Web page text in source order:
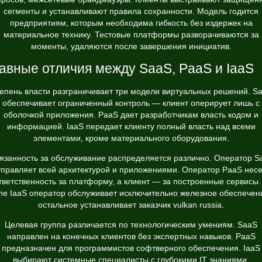
сегменты и устанавливают правила сохранности. Модель годится
предприятиям, которым необходима гибкость без издержек на
материальное технику. Тестовые платформы разворачиваются за
моменты, удаляются после завершения инициатив.
отличия между SaaS, PaaS и IaaS
власти разграничивает три модели виртуальных решений.
обеспечивает ограниченный контроль — клиент оперирует лишь с
оболочкой приложения. PaaS дает разработчикам власть кодом и
информацией. IaaS передает клиенту полный власть над всеми
элементами, кроме материального оборудования.
за обслуживание распределяется различно. Оператор
всей архитектурой и приложениями. Оператор PaaS
за платформу, а клиент — за построенные
IaaS оператор обслуживает исключительно железное
остальное устанавливает заказчик vulkan russia.
Целевая группа различается по технологическим умениям. SaaS
направлен на конечных клиентов без экспертных навыков. PaaS
предназначен для программистов софтверного обеспечения. IaaS
выбирают системные специалисты с глубокими IT знаниями.